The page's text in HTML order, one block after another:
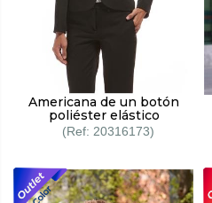
Americana de un botón
poliéster elástico
20316173